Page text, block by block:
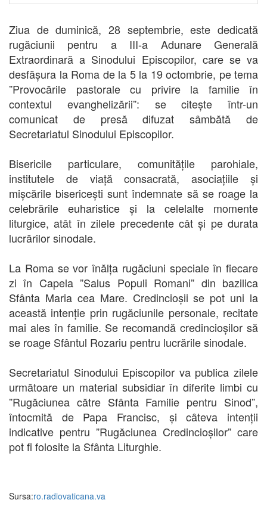
Ziua de duminică, 28 septembrie, este dedicată
rugăciunii pentru a III-a Adunare Generală
Extraordinară a Sinodului Episcopilor, care se va
desfășura la Roma de la 5 la 19 octombrie, pe tema
”Provocările pastorale cu privire la familie în
contextul evanghelizării”: se citește într-un
comunicat de presă difuzat sâmbătă de
Secretariatul Sinodului Episcopilor.
Bisericile particulare, comunitățile parohiale,
institutele de viață consacrată, asociațiile și
mișcările bisericești sunt îndemnate să se roage la
celebrările euharistice și la celelalte momente
liturgice, atât în zilele precedente cât și pe durata
lucrărilor sinodale.
La Roma se vor înălța rugăciuni speciale în fiecare
zi în Capela ”Salus Populi Romani” din bazilica
Sfânta Maria cea Mare. Credincioșii se pot uni la
această intenție prin rugăciunile personale, recitate
mai ales în familie. Se recomandă credincioșilor să
se roage Sfântul Rozariu pentru lucrările sinodale.
Secretariatul Sinodului Episcopilor va publica zilele
următoare un material subsidiar în diferite limbi cu
”Rugăciunea către Sfânta Familie pentru Sinod”,
întocmită de Papa Francisc, și câteva intenții
indicative pentru ”Rugăciunea Credincioșilor” care
pot fi folosite la Sfânta Liturghie.
Sursa:ro.radiovaticana.va